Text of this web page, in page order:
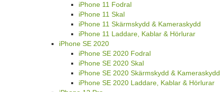
iPhone 11 Fodral
iPhone 11 Skal
iPhone 11 Skärmskydd & Kameraskydd
iPhone 11 Laddare, Kablar & Hörlurar
iPhone SE 2020
iPhone SE 2020 Fodral
iPhone SE 2020 Skal
iPhone SE 2020 Skärmskydd & Kameraskydd
iPhone SE 2020 Laddare, Kablar & Hörlurar